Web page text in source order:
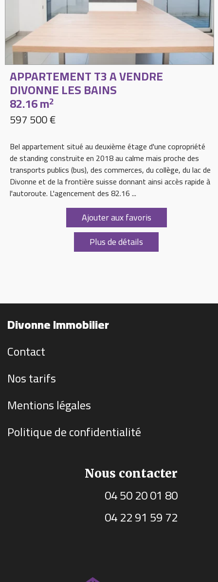
APPARTEMENT T3 A VENDRE
DIVONNE LES BAINS
82.16 m2
597 500 €
Bel appartement situé au deuxième étage d'une copropriété
de standing construite en 2018 au calme mais proche des
transports publics (bus), des commerces, du collège, du lac de
Divonne et de la frontière suisse donnant ainsi accès rapide à
l'autoroute. L'agencement des 82.16 ...
Ajouter aux favoris
Plus de détails
Divonne Immobilier
Contact
Nos tarifs
Mentions légales
Politique de confidentialité
Nous contacter
04 50 20 01 80
04 22 91 59 72